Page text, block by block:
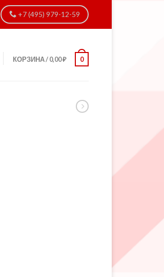
+7 (495) 979-12-59
КОРЗИНА/0,00₽ 0